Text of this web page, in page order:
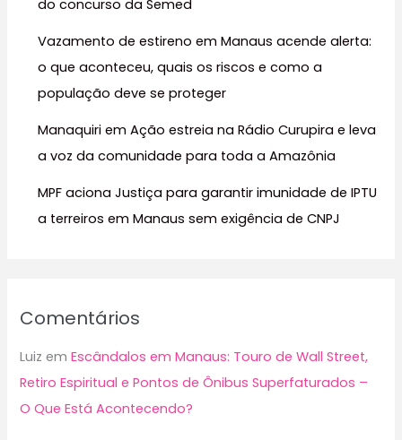
do concurso da Semed
Vazamento de estireno em Manaus acende alerta:
o que aconteceu, quais os riscos e como a
população deve se proteger
Manaquiri em Ação estreia na Rádio Curupira e leva
a voz da comunidade para toda a Amazônia
MPF aciona Justiça para garantir imunidade de IPTU
a terreiros em Manaus sem exigência de CNPJ
Comentários
Luiz emEscândalos em Manaus: Touro de Wall Street,
Retiro Espiritual e Pontos de Ônibus Superfaturados –
O Que Está Acontecendo?